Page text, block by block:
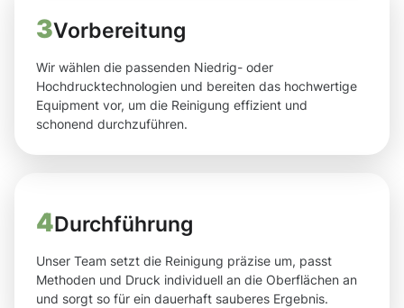
3Vorbereitung
Wir wählen die passenden Niedrig- oder
Hochdrucktechnologien und bereiten das hochwertige
Equipment vor, um die Reinigung effizient und
schonend durchzuführen.
4Durchführung
Unser Team setzt die Reinigung präzise um, passt
Methoden und Druck individuell an die Oberflächen an
und sorgt so für ein dauerhaft sauberes Ergebnis.